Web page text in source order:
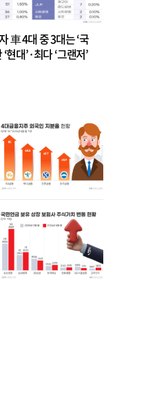
車 4대 중 3대는 ‘국
현대’·최다 ‘그랜저’